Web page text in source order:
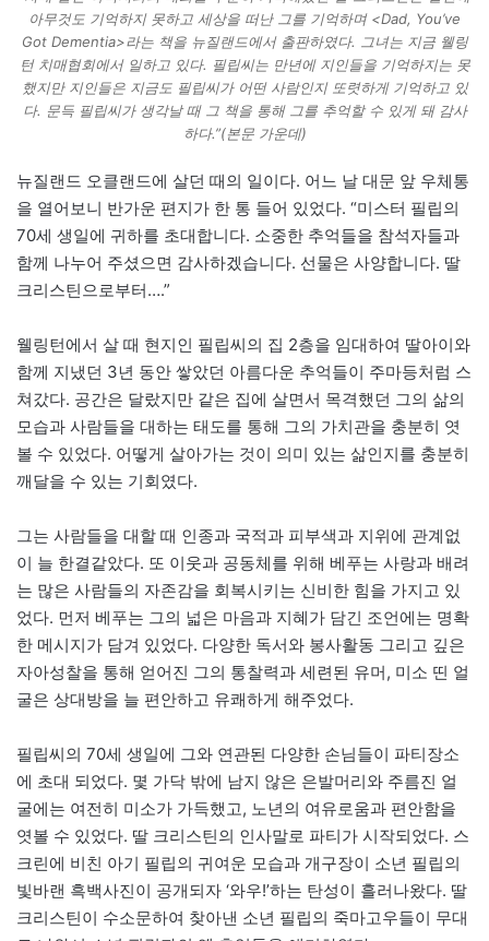
아무것도 기억하지 못하고 세상을 떠난 그를 기억하며 <Dad, You’ve
Got Dementia>라는 책을 뉴질랜드에서 출판하였다. 그녀는 지금 웰링
턴 치매협회에서 일하고 있다. 필립씨는 만년에 지인들을 기억하지는 못
했지만 지인들은 지금도 필립씨가 어떤 사람인지 또렷하게 기억하고 있
다. 문득 필립씨가 생각날 때 그 책을 통해 그를 추억할 수 있게 돼 감사
하다.”(본문 가운데)
뉴질랜드 오클랜드에 살던 때의 일이다. 어느 날 대문 앞 우체통
을 열어보니 반가운 편지가 한 통 들어 있었다. “미스터 필립의
70세 생일에 귀하를 초대합니다. 소중한 추억들을 참석자들과
함께 나누어 주셨으면 감사하겠습니다. 선물은 사양합니다. 딸
크리스틴으로부터….”
웰링턴에서 살 때 현지인 필립씨의 집 2층을 임대하여 딸아이와
함께 지냈던 3년 동안 쌓았던 아름다운 추억들이 주마등처럼 스
쳐갔다. 공간은 달랐지만 같은 집에 살면서 목격했던 그의 삶의
모습과 사람들을 대하는 태도를 통해 그의 가치관을 충분히 엿
볼 수 있었다. 어떻게 살아가는 것이 의미 있는 삶인지를 충분히
깨달을 수 있는 기회였다.
그는 사람들을 대할 때 인종과 국적과 피부색과 지위에 관계없
이 늘 한결같았다. 또 이웃과 공동체를 위해 베푸는 사랑과 배려
는 많은 사람들의 자존감을 회복시키는 신비한 힘을 가지고 있
었다. 먼저 베푸는 그의 넓은 마음과 지혜가 담긴 조언에는 명확
한 메시지가 담겨 있었다. 다양한 독서와 봉사활동 그리고 깊은
자아성찰을 통해 얻어진 그의 통찰력과 세련된 유머, 미소 띤 얼
굴은 상대방을 늘 편안하고 유쾌하게 해주었다.
필립씨의 70세 생일에 그와 연관된 다양한 손님들이 파티장소
에 초대 되었다. 몇 가닥 밖에 남지 않은 은발머리와 주름진 얼
굴에는 여전히 미소가 가득했고, 노년의 여유로움과 편안함을
엿볼 수 있었다. 딸 크리스틴의 인사말로 파티가 시작되었다. 스
크린에 비친 아기 필립의 귀여운 모습과 개구장이 소년 필립의
빛바랜 흑백사진이 공개되자 ‘와우!’하는 탄성이 흘러나왔다. 딸
크리스틴이 수소문하여 찾아낸 소년 필립의 죽마고우들이 무대